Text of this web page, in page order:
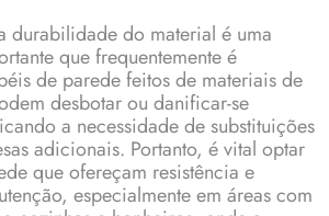
durabilidade do material é uma
que frequentemente é
de parede feitos de materiais de
desbotar ou danificar-se
a necessidade de substituições
adicionais. Portanto, é vital optar
que ofereçam resistência e
especialmente em áreas com